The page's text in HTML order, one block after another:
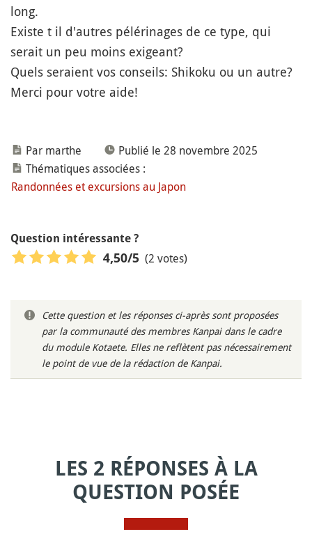
long.
Existe t il d'autres pélérinages de ce type, qui
serait un peu moins exigeant?
Quels seraient vos conseils: Shikoku ou un autre?
Merci pour votre aide!
Par marthe
Publié le 28 novembre 2025
Thématiques associées :
Randonnées et excursions au Japon
Question intéressante ?
4,50/5 (2 votes)
Cette question et les réponses ci-après sont proposées
par la communauté des membres Kanpai dans le cadre
du module Kotaete. Elles ne reflètent pas nécessairement
le point de vue de la rédaction de Kanpai.
LES 2 RÉPONSES À LA
QUESTION POSÉE